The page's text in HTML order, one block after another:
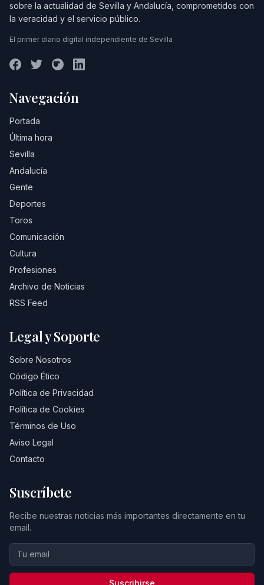
sobre la actualidad de Sevilla y Andalucía, comprometidos con
la veracidad y el servicio público.
El primer diario digital independiente de Sevilla
Navegación
Portada
Última hora
Sevilla
Andalucía
Gente
Deportes
Toros
Comunicación
Cultura
Profesiones
Archivo de Noticias
RSS Feed
Legal y Soporte
Sobre Nosotros
Código Ético
Política de Privacidad
Política de Cookies
Términos de Uso
Aviso Legal
Contacto
Suscríbete
Recibe nuestras noticias más importantes directamente en tu
email.
Suscribirse